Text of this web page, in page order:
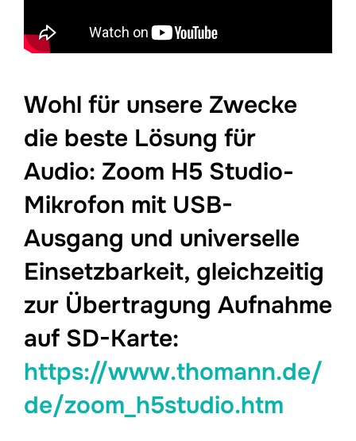
Wohl für unsere Zwecke
die beste Lösung für
Audio: Zoom H5 Studio-
Mikrofon mit USB-
Ausgang und universelle
Einsetzbarkeit, gleichzeitig
zur Übertragung Aufnahme
auf SD-Karte:
https://www.thomann.de/
de/zoom_h5studio.htm